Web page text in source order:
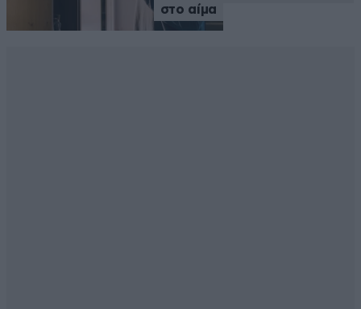
στο αίμα